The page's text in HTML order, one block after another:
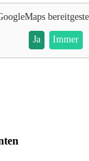
Ja Immer